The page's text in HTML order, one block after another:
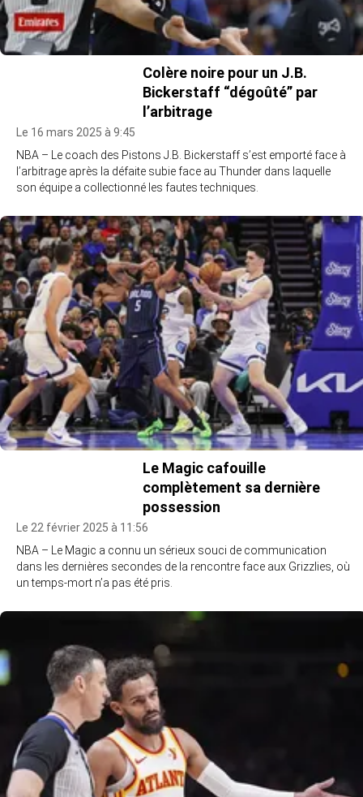
Colère noire pour un J.B.
Bickerstaff “dégoûté” par
l’arbitrage
Le 16 mars 2025 à 9:45
NBA – Le coach des Pistons J.B. Bickerstaff s’est emporté face à
l’arbitrage après la défaite subie face au Thunder dans laquelle
son équipe a collectionné les fautes techniques.
Le Magic cafouille
complètement sa dernière
possession
Le 22 février 2025 à 11:56
NBA – Le Magic a connu un sérieux souci de communication
dans les dernières secondes de la rencontre face aux Grizzlies, où
un temps-mort n’a pas été pris.